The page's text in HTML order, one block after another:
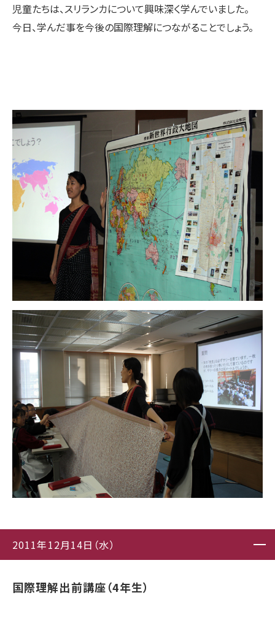
児童たちは、スリランカについて興味深く学んでいました。
今日、学んだ事を今後の国際理解につながることでしょう。
2011年12月14日（水）
国際理解出前講座（4年生）